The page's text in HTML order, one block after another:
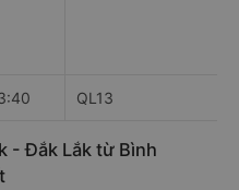
QL13
- Đắk Lắk từ Bình